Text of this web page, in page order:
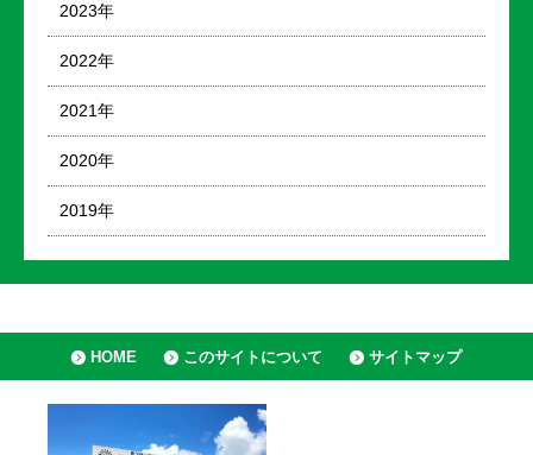
2023年
2022年
2021年
2020年
2019年
HOME このサイトについて サイトマップ